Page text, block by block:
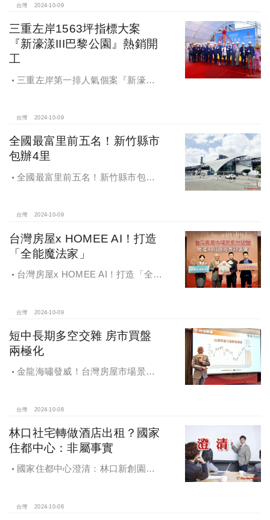
百萬的交易行情
台灣 2024-10-09
三重左岸1563坪指標大案
『新濠漾III巴黎公園』熱銷開
工
三重左岸第一排人氣個案『新濠漾III
台灣 2024-10-09
全國最富里前五名！新竹縣市
包辦4里
全國最富里前五名！新竹縣市包辦4
台灣 2024-10-09
台灣房屋x HOMEE AI！打造
「全能魔法家」
台灣房屋x HOMEE AI！打造「全能
台灣 2024-10-09
短中長期多空交雜 房市買盤
兩極化
金龍海嘯發威！台灣房屋市場景氣
望全壘打
台灣 2024-10-08
林口社宅轉做酒店出租？國家
住都中心：非屬事實
國家住都中心澄清：林口新創園秉
台灣 2024-10-08